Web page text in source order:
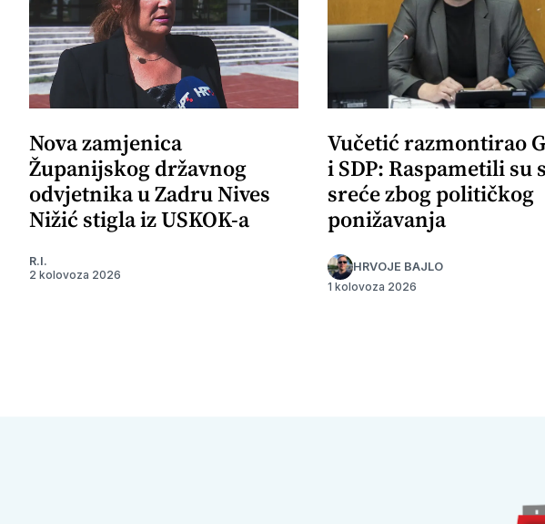
Nova zamjenica
Županijskog državnog
odvjetnika u Zadru Nives
Nižić stigla iz USKOK-a
R.I.
2 kolovoza 2026
Vučetić razmontirao
i SDP: Raspametili su
sreće zbog političkog
ponižavanja
HRVOJE BAJLO
1 kolovoza 2026